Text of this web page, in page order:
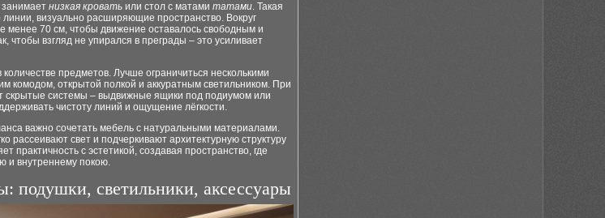
низкая кровать или стол с матами татами. Такая
визуально расширяющие пространство. Вокруг
менее 70 см, чтобы движение оставалось свободным и
чтобы взгляд не упирался в преграды – это усиливает
предметов. Лучше ограничиться несколькими
комодом, открытой полкой и аккуратным светильником. При
скрытые системы – выдвижные ящики под подиумом или
чистоту линий и ощущение лёгкости.
важно сочетать мебель с натуральными материалами.
рассеивают свет и подчеркивают архитектурную структуру
практичность с эстетикой, создавая пространство, где
и внутреннему покою.
подушки, светильники, аксессуары